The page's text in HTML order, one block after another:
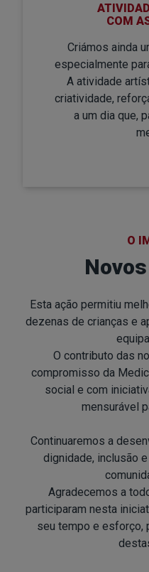
COM
Criámos ainda
especialmente
A atividade
criatividade,
a um dia que,
O
Esta ação permitiu
dezenas de crianças e
O contributo das
compromisso da
social e com
mensurável
Continuaremos a
dignidade, inclusão
Agradecemos a
participaram nesta
seu tempo e esforço,